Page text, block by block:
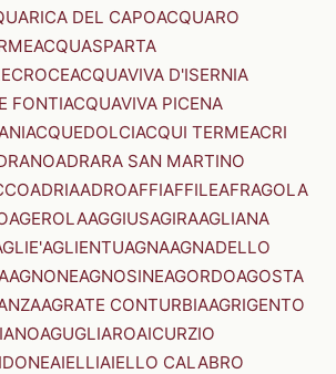
DEL CAPOACQUARO
ACQUASPARTA
ACQUAVIVA D'ISERNIA
FONTIACQUAVIVA PICENA
ACQUEDOLCIACQUI TERMEACRI
ADRARA SAN MARTINO
ADRIAADROAFFIAFFILEAFRAGOLA
AGEROLAAGGIUSAGIRAAGLIANA
AGLIENTUAGNAAGNADELLO
AGNONEAGNOSINEAGORDOAGOSTA
AGRATE CONTURBIAAGRIGENTO
AGUGLIAROAICURZIO
AIELLIAIELLO CALABRO